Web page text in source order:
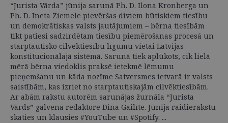
“Jurista Vārda” jūnija sarunā Ph. D. Ilona Kronberga un
Ph. D. Ineta Ziemele pievēršas diviem būtiskiem tiesību
un demokrātiskas valsts jautājumiem – bērna tiesībām
tikt patiesi sadzirdētam tiesību piemērošanas procesā un
starptautisko cilvēktiesību līgumu vietai Latvijas
konstitucionālajā sistēmā. Sarunā tiek aplūkots, cik lielā
mērā bērna viedoklis praksē ietekmē lēmumu
pieņemšanu un kāda nozīme Satversmes ietvarā ir valsts
saistībām, kas izriet no starptautiskajām cilvēktiesībām.
Ar abām rakstu autorēm sarunājas žurnāla “Jurista
Vārds” galvenā redaktore Dina Gailīte. Jūnija raidierakstu
skaties un klausies #YouTube un #Spotify. ...